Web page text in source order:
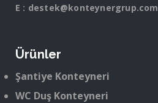
E : destek@konteynergrup.com
Ürünler
Şantiye Konteyneri
WC Duş Konteyneri